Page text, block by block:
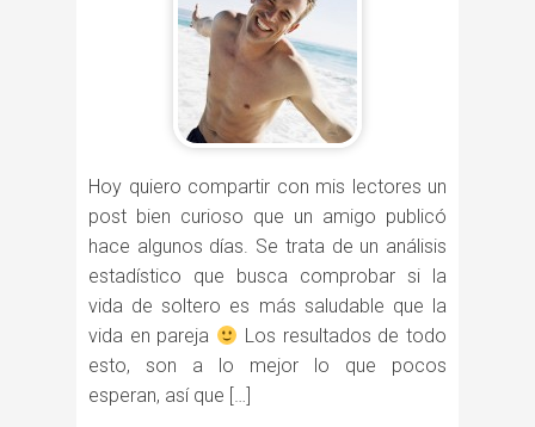
Hoy quiero compartir con mis lectores un
post bien curioso que un amigo publicó
hace algunos días. Se trata de un análisis
estadístico que busca comprobar si la
vida de soltero es más saludable que la
vida en pareja
Los resultados de todo
esto, son a lo mejor lo que pocos
esperan, así que […]